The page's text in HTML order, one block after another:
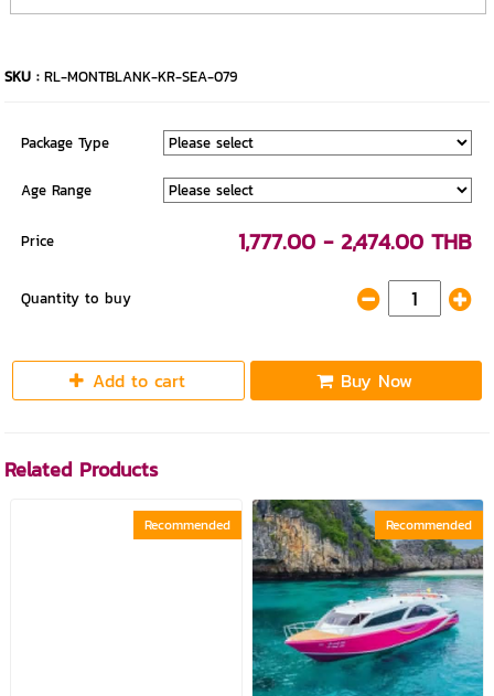
SKU :RL-MONTBLANK-KR-SEA-079
Package Type
Age Range
Price 1,777.00 - 2,474.00 THB
Quantity to buy
Add to cart Buy Now
Related Products
Recommended Recommended